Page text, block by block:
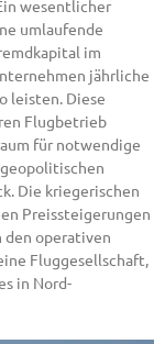
wesentlicher
umlaufende
im
jährliche
leisten. Diese
Flugbetrieb
für notwendige
Die kriegerischen
Preissteigerungen
den operativen
Fluggesellschaft,
in Nord-